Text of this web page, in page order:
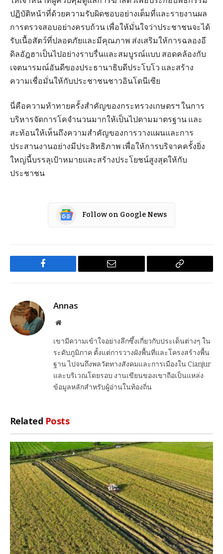
ปฏิบัติหน้าที่ด้วยความรับผิดชอบอย่างเต็มที่และรายงานผล
การตรวจสอบอย่างครบถ้วน เพื่อให้มั่นใจว่าประชาชนจะได้
รับเนื้อสัตว์ที่ปลอดภัยและมีคุณภาพ ส่งเสริมให้การฉลองอี
ดิลอัฎฮาเป็นไปอย่างราบรื่นและสมบูรณ์แบบ สอดคล้องกับ
เจตนารมณ์อันดีของประธานาธิบดีประโบโว และสร้าง
ความเชื่อมั่นให้กับประชาชนชาวอินโดนีเซีย
นี่คือความท้าทายครั้งสำคัญของกระทรวงเกษตรฯ ในการ
บริหารจัดการโคจำนวนมากให้เป็นไปตามมาตรฐาน และ
สะท้อนให้เห็นถึงความสำคัญของการวางแผนและการ
ประสานงานอย่างมีประสิทธิภาพ เพื่อให้การบริจาคครั้งยิ่ง
ใหญ่นี้บรรลุเป้าหมายและสร้างประโยชน์สูงสุดให้กับ
ประชาชน
Follow on Google News
Facebook Email
Copy
Annas
Website
เขามีความเข้าใจอย่างลึกซึ้งเกี่ยวกับประเด็นต่างๆ ใน
ระดับภูมิภาค ตั้งแต่การวางผังพื้นที่และโครงสร้างพื้น
ฐาน ไปจนถึงพลวัตทางสังคมและการเมืองใน Cianjur
และบริเวณโดยรอบ งานเขียนของเขาถือเป็นแหล่ง
ข้อมูลหลักสำหรับผู้อ่านในท้องถิ่น
Related Posts